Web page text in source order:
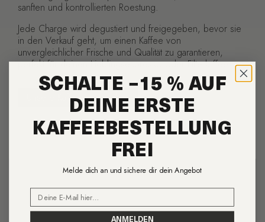
sanften und kontrollierten Roestung.
Jede Charge wird degustiert und freigegeben, bevor sie
in den Verkauf geht, um einen Kaffee von
unvergleichlicher Frische und Qualität zu garantieren,
perfekt für deinen Lieblingsespresso oder Filterkaffee.
Unsere Kaffees entdecken
SCHALTE −15 % AUF
DEINE ERSTE
KAFFEEBESTELLUNG
FREI
Melde dich an und sichere dir dein Angebot
Email
ANMELDEN